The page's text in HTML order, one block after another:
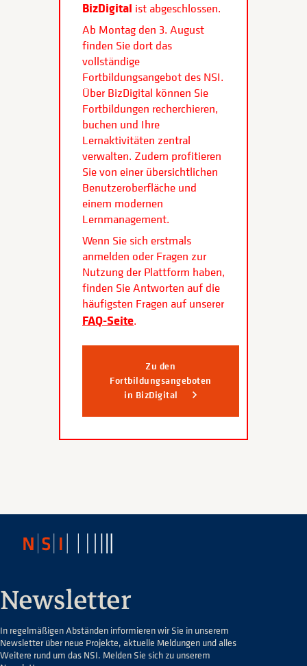
BizDigital ist abgeschlossen.
Ab Montag den 3. August
finden Sie dort das
vollständige
Fortbildungsangebot des NSI.
Über BizDigital können Sie
Fortbildungen recherchieren,
buchen und Ihre
Lernaktivitäten zentral
verwalten. Zudem profitieren
Sie von einer übersichtlichen
Benutzeroberfläche und
einem modernen
Lernmanagement.
Wenn Sie sich erstmals
anmelden oder Fragen zur
Nutzung der Plattform haben,
finden Sie Antworten auf die
häufigsten Fragen auf unserer
FAQ-Seite.
Zu den
Fortbildungsangeboten
in BizDigital
Newsletter
In regelmäßigen Abständen informieren wir Sie in unserem
Newsletter über neue Projekte, aktuelle Meldungen und alles
Weitere rund um das NSI. Melden Sie sich zu unserem